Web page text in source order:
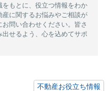
もとに、役立つ情報をわか
産に関するお悩みやご相談が
問い合わせください。皆さ
せるよう、心を込めてサポ
不動産お役立ち情報